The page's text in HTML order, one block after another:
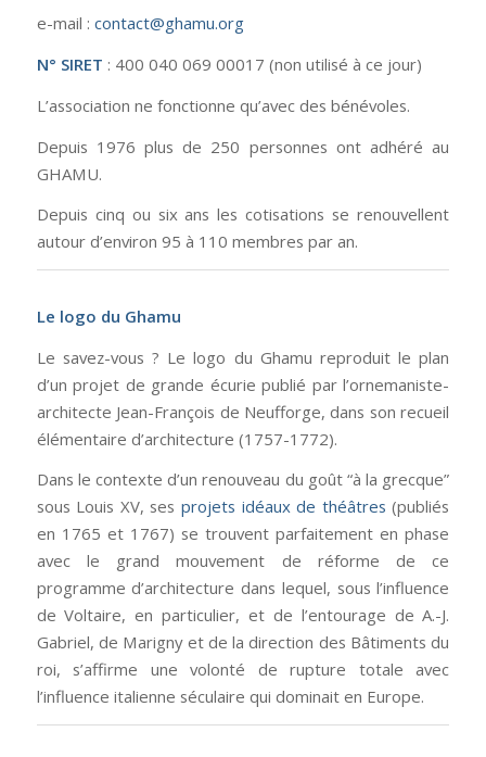
e-mail : contact@ghamu.org
N° SIRET : 400 040 069 00017 (non utilisé à ce jour)
L’association ne fonctionne qu’avec des bénévoles.
Depuis 1976 plus de 250 personnes ont adhéré au
GHAMU.
Depuis cinq ou six ans les cotisations se renouvellent
autour d’environ 95 à 110 membres par an.
Le logo du Ghamu
Le savez-vous ? Le logo du Ghamu reproduit le plan
d’un projet de grande écurie publié par l’ornemaniste-
architecte Jean-François de Neufforge, dans son recueil
élémentaire d’architecture (1757-1772).
Dans le contexte d’un renouveau du goût “à la grecque”
sous Louis XV, ses projets idéaux de théâtres (publiés
en 1765 et 1767) se trouvent parfaitement en phase
avec le grand mouvement de réforme de ce
programme d’architecture dans lequel, sous l’influence
de Voltaire, en particulier, et de l’entourage de A.-J.
Gabriel, de Marigny et de la direction des Bâtiments du
roi, s’affirme une volonté de rupture totale avec
l’influence italienne séculaire qui dominait en Europe.